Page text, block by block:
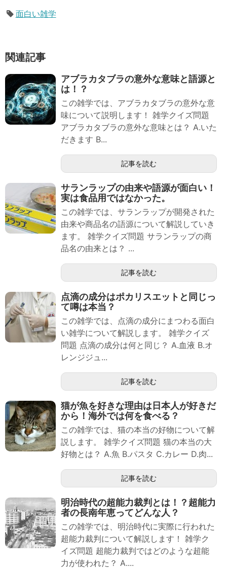
面白い雑学
関連記事
アブラカタブラの意外な意味と語源と
は！？
この雑学では、アブラカタブラの意外な意
味について説明します！ 雑学クイズ問題
アブラカタブラの意外な意味とは？ A.いた
だきます B...
記事を読む
サランラップの由来や語源が面白い！
実は食品用ではなかった。
この雑学では、サランラップが開発された
由来や商品名の語源について解説していき
ます。 雑学クイズ問題 サランラップの商
品名の由来とは？ ...
記事を読む
点滴の成分はポカリスエットと同じっ
て噂は本当？
この雑学では、点滴の成分にまつわる面白
い雑学について解説します。 雑学クイズ
問題 点滴の成分は何と同じ？ A.血液 B.オ
レンジジュ...
記事を読む
猫が魚を好きな理由は日本人が好きだ
から！海外では何を食べる？
この雑学では、猫の本当の好物について解
説します。 雑学クイズ問題 猫の本当の大
好物とは？ A.魚 B.パスタ C.カレー D.肉...
記事を読む
明治時代の超能力裁判とは！？超能力
者の長南年恵ってどんな人？
この雑学では、明治時代に実際に行われた
超能力裁判について解説します！ 雑学ク
イズ問題 超能力裁判ではどのような超能
力が使われた？ A....